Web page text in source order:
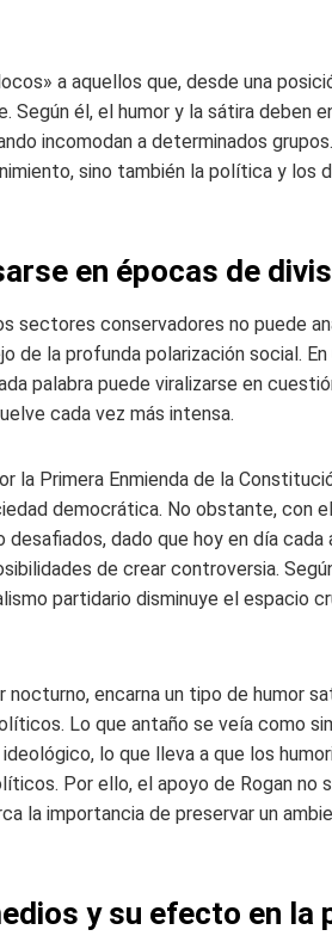
a aquellos que, desde una
Según él, el humor y la sátira deben
incomodan a determinados
sino también la política y los
en épocas de
sectores conservadores no puede
de la profunda polarización social.
palabra puede viralizarse en
cada vez más intensa.
la Primera Enmienda de la
democrática. No obstante, con
dado que hoy en día cada
de crear controversia.
partidario disminuye el espacio
nocturno, encarna un tipo de humor
Lo que antaño se veía como
lo que lleva a que los
Por ello, el apoyo de Rogan no
la importancia de preservar un
y su efecto en la